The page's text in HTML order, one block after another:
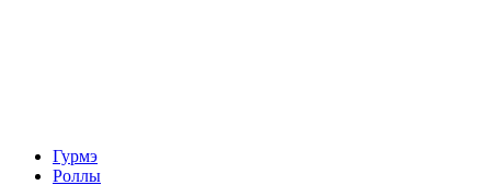
Гурмэ
Роллы